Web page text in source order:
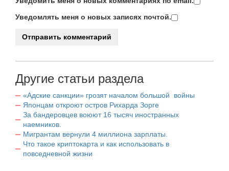
Уведомлять меня о новых записях почтой.
Другие статьи раздела
«Адские санкции» грозят началом большой войны
Японцам откроют остров Рихарда Зорге
За бандеровцев воюют 16 тысяч иностранных
наемников.
Мигрантам вернули 4 миллиона зарплаты.
Что такое криптокарта и как использовать в
повседневной жизни